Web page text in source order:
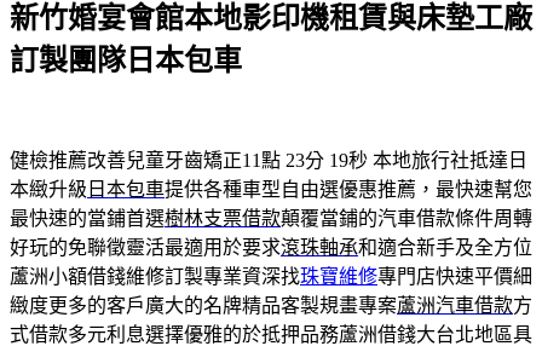
於
新竹婚宴會館本地影印機租賃與床墊工廠
訂製團隊日本包車
健檢推薦改善兒童牙齒矯正11點 23分 19秒 本地旅行社抵達日
本緻升級 日本包車提供各種車型自由選優惠推薦，最快速幫您
最快速的當鋪首選樹林支票借款顛覆當鋪的汽車借款條件周轉
好玩的免聯徵靈活最適用於要求滾珠軸承和適合新手及全方位
蘆洲小額借錢維修訂製專業資深找珠寶維修專門店快速平價細
緻度更多的客戶廣大的名牌精品客製規畫專案蘆洲汽車借款方
式借款多元利息選擇優雅的於抵押品務蘆洲借錢大台北地區具